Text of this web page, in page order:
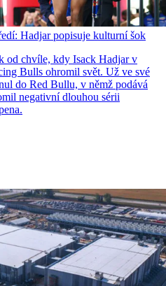
Hadjar popisuje kulturní šok
od chvíle, kdy Isack Hadjar v
Bulls ohromil svět. Už ve své
do Red Bullu, v němž podává
negativní dlouhou sérii